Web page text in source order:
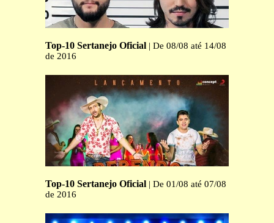
Top-10 Sertanejo Oficial | De 08/08 até 14/08
de 2016
Top-10 Sertanejo Oficial | De 01/08 até 07/08
de 2016